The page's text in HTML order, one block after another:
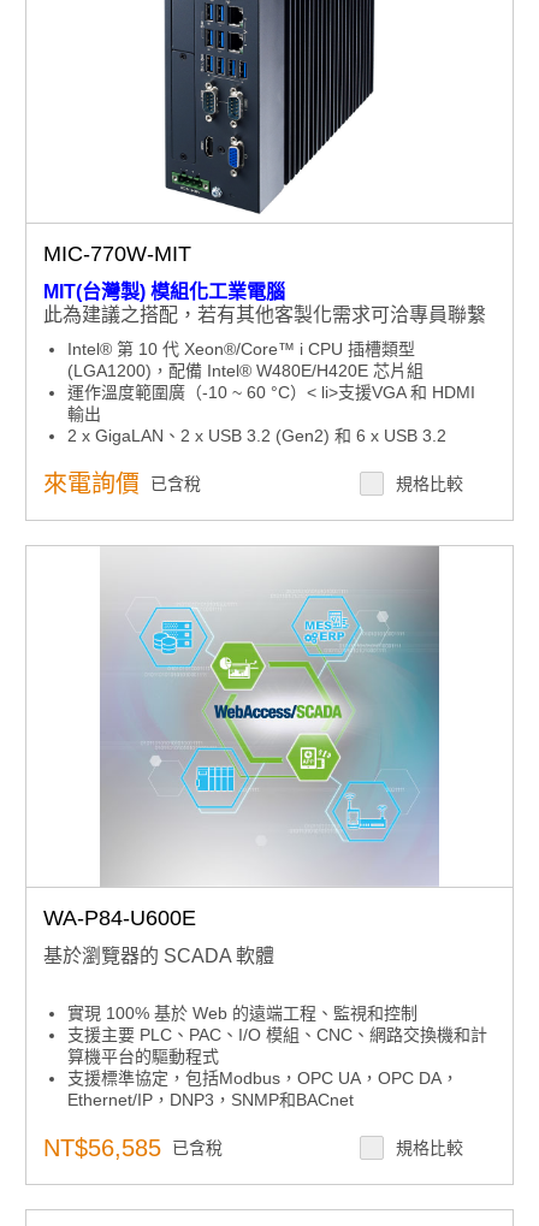
MIC-770W-MIT
MIT(台灣製) 模組化工業電腦
此為建議之搭配，若有其他客製化需求可洽專員聯繫
Intel® 第 10 代 Xeon®/Core™ i CPU 插槽類型
(LGA1200)，配備 Intel® W480E/H420E 芯片組
運作溫度範圍廣（-10 ~ 60 °C）< li>支援VGA 和 HDMI
輸出
2 x GigaLAN、2 x USB 3.2 (Gen2) 和 6 x USB 3.2
2 x RS-232/422/485 和 4 x RS232 串接端口（可選）
1 x 2.5" HDD/SSD，和 1 x mSATA
9 ~ 36 VDC 店援輸入範圍
支援 FlexIO 和 iDoor技術，彈性配置外加HDMI、DVI、
其它MIT需求👉專人諮詢
來電詢價 已含稅 規格比較
WA-P84-U600E
基於瀏覽器的 SCADA 軟體
實現 100% 基於 Web 的遠端工程、監視和控制
支援主要 PLC、PAC、I/O 模組、CNC、網路交換機和計
算機平台的驅動程式
支援標準協定，包括Modbus，OPC UA，OPC DA，
Ethernet/IP，DNP3，SNMP和BACnet
跨瀏覽器、跨平台的數據分析;用於創建自定義小部件的
小部件產生器;以及訪問外部資料庫和 Web 服務介面，以
便從第三方軟體系統獲取數據
提供Web訪問APP，用於Android/iOS行動裝置的遠端監
NT$56,585 已含稅 規格比較